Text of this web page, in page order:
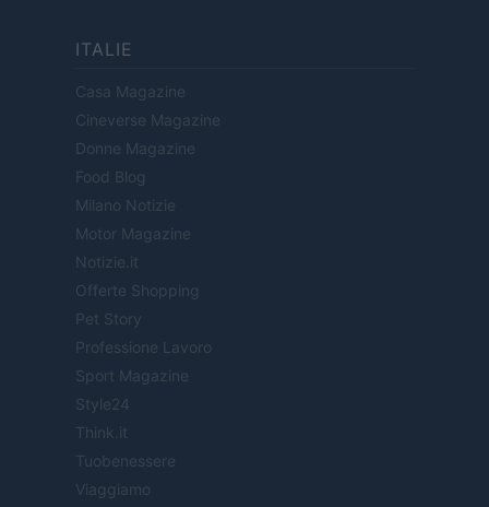
ITALIE
Casa Magazine
Cineverse Magazine
Donne Magazine
Food Blog
Milano Notizie
Motor Magazine
Notizie.it
Offerte Shopping
Pet Story
Professione Lavoro
Sport Magazine
Style24
Think.it
Tuobenessere
Viaggiamo